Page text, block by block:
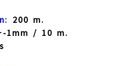
200 m.
1mm / 10 m.